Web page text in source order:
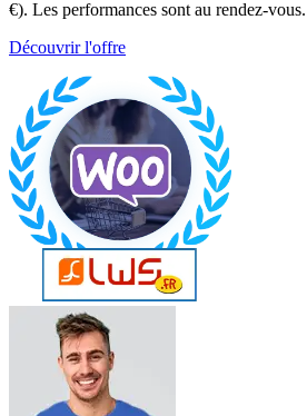
€). Les performances sont au rendez-vous.
Découvrir l'offre